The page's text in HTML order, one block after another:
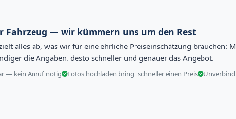
Fahrzeug — wir kümmern uns um den Rest
alles ab, was wir für eine ehrliche Preiseinschätzung brauchen:
die Angaben, desto schneller und genauer das Angebot.
— kein Anruf nötig Fotos hochladen bringt schneller einen Preis